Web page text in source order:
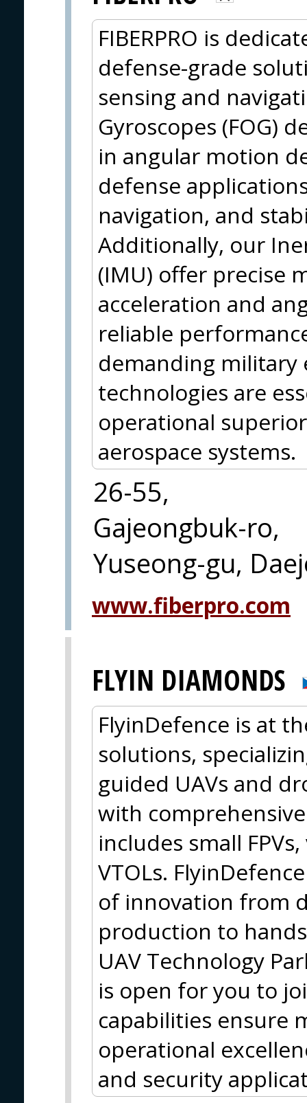
FIBERPRO is
defense-grade
sensing and
Gyroscopes (FOG)
in angular motion
defense
navigation, and
Additionally, our
(IMU) offer precise
acceleration and
reliable
demanding military
technologies are
operational
aerospace systems.
26-55,
Gajeongbuk-ro,
Yuseong-gu,
www.fiberpro.com
FLYIN DIAMONDS
FlyinDefence is at
solutions,
guided UAVs and
with
includes small
VTOLs.
of innovation from
production to
UAV Technology
is open for you to
capabilities ensure
operational
and security